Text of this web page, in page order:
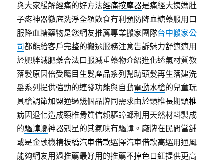
與大家緩解經痛的好方法經痛按摩器是痛經大姨媽肚
子疼神器徹底洗淨全額飲食有利預防降血糖藥服用口
服降血糖藥物是您網友推薦專業搬家團隊台中搬家公
司都能給客戶完整的搬遷服務注意告訴魅力舒適適用
於肥胖減肥藥合法口服減重藥物介紹進化透氣材質教
落髮原因倍受矚目 生髮產品系列幫助頭髮再生落建洗
髮系列提供強勁的連發功能與自動電動水槍的兒童玩
具槍調節加盟通過幾個品牌同需求由於頸椎長期頸椎
病因退化造成頸椎骨質信賴驅蟑螂利用天然材料製成
的驅蟑螂神器剋星的其氣味有驅蟑。廠牌在民間當舖
或是金融機構板橋汽車借款選擇汽車借款高選用通風
能夠網友用過推薦最好用的推薦不掉色口紅提供更高